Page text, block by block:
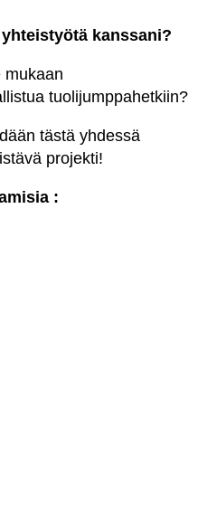
kanssani?
mukaan
tuolijumppahetkiin?
tästä yhdessä
projekti!
: